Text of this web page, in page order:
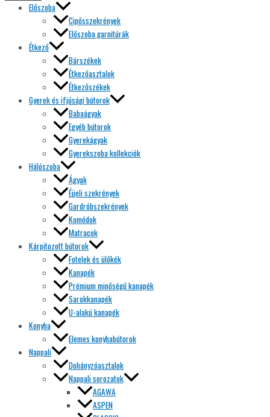
Előszoba
Cipősszekrények
Előszoba garnitúrák
Étkező
Bárszékek
Étkezőasztalok
Étkezőszékek
Gyerek és ifjúsági bútorok
Babaágyak
Egyéb bútorok
Gyerekágyak
Gyerekszoba kollekciók
Hálószoba
Ágyak
Éjjeli szekrények
Gardróbszekrények
Komódok
Matracok
Kárpitozott bútorok
Fotelek és ülőkék
Kanapék
Prémium minőségű kanapék
Sarokkanapék
U-alakú kanapék
Konyha
Elemes konyhabútorok
Nappali
Dohányzóasztalok
Nappali sorozatok
AGAWA
ASPEN